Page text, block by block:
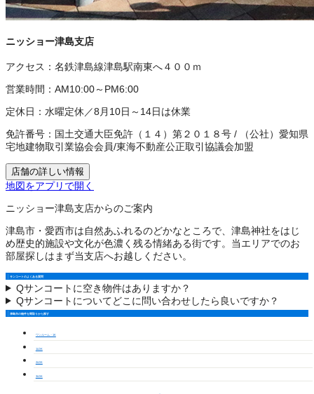
ニッショー津島支店
アクセス： 名鉄津島線津島駅南東へ４００ｍ
営業時間： AM10:00～PM6:00
定休日： 水曜定休／8月10日～14日は休業
免許番号： 国土交通大臣免許（１４）第２０１８号 /
（公社）愛知県
宅地建物取引業協会会員/東海不動産公正取引協議会加盟
店舗の詳しい情報
地図をアプリで開く
ニッショー津島支店からのご案内
津島市・愛西市は自然あふれるのどかなところで、津島神社をはじ
め歴史的施設や文化が色濃く残る情緒ある街です。当エリアでのお
部屋探しはまず当支店へお越しください。
サンコートのよくある質問
Qサンコートに空き物件はありますか？
Qサンコートについてどこに問い合わせしたら良いですか？
津島市の物件を間取りから探す
ワンルーム・1K
1LDK
2LDK
3LDK